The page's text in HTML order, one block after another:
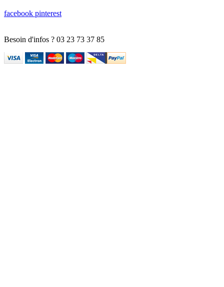
facebook pinterest
Besoin d'infos ? 03 23 73 37 85